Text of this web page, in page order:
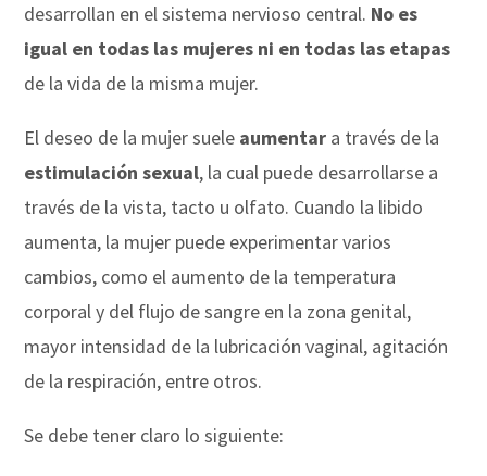
desarrollan en el sistema nervioso central. No es
igual en todas las mujeres ni en todas las etapas
de la vida de la misma mujer.
El deseo de la mujer suele aumentar a través de la
estimulación sexual, la cual puede desarrollarse a
través de la vista, tacto u olfato. Cuando la libido
aumenta, la mujer puede experimentar varios
cambios, como el aumento de la temperatura
corporal y del flujo de sangre en la zona genital,
mayor intensidad de la lubricación vaginal, agitación
de la respiración, entre otros.
Se debe tener claro lo siguiente: